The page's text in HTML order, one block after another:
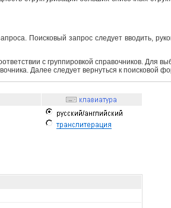
Поисковый запрос следует вводить,
с группировкой справочников. Для
Далее следует вернуться к поисковой